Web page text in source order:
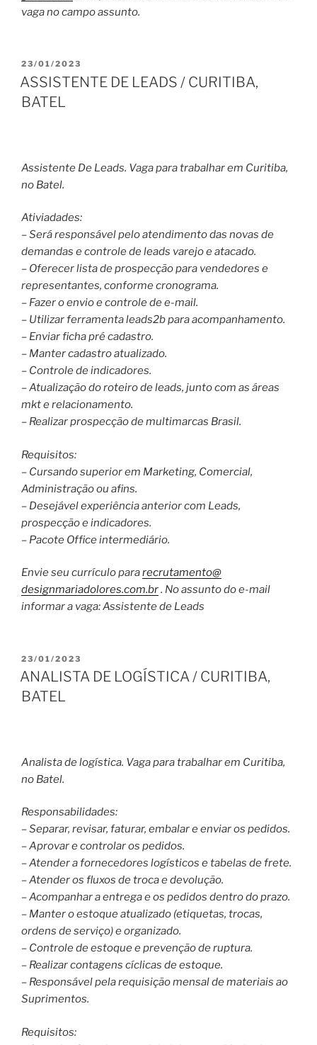
vaga no campo assunto.
PUBLICADO
EM
23/01/2023
ASSISTENTE DE LEADS / CURITIBA,
BATEL
Assistente De Leads. Vaga para trabalhar em Curitiba,
no Batel.
Ativiadades:
– Será responsável pelo atendimento das novas de
demandas e controle de leads varejo e atacado.
– Oferecer lista de prospecção para vendedores e
representantes, conforme cronograma.
– Fazer o envio e controle de e-mail.
– Utilizar ferramenta leads2b para acompanhamento.
– Enviar ficha pré cadastro.
– Manter cadastro atualizado.
– Controle de indicadores.
– Atualização do roteiro de leads, junto com as áreas
mkt e relacionamento.
– Realizar prospecção de multimarcas Brasil.
Requisitos:
– Cursando superior em Marketing, Comercial,
Administração ou afins.
– Desejável experiência anterior com Leads,
prospecção e indicadores.
– Pacote Office intermediário.
Envie seu currículo pararecrutamento@
designmariadolores.com.br. No assunto do e-mail
informar a vaga: Assistente de Leads
PUBLICADO
EM
23/01/2023
ANALISTA DE LOGÍSTICA / CURITIBA,
BATEL
Analista de logística. Vaga para trabalhar em Curitiba,
no Batel.
Responsabilidades:
– Separar, revisar, faturar, embalar e enviar os pedidos.
– Aprovar e controlar os pedidos.
– Atender a fornecedores logísticos e tabelas de frete.
– Atender os fluxos de troca e devolução.
– Acompanhar a entrega e os pedidos dentro do prazo.
– Manter o estoque atualizado (etiquetas, trocas,
ordens de serviço) e organizado.
– Controle de estoque e prevenção de ruptura.
– Realizar contagens cíclicas de estoque.
– Responsável pela requisição mensal de materiais ao
Suprimentos.
Requisitos: